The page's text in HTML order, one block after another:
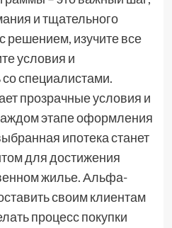
и тщательного
решением, изучите все
условия и
со специалистами.
прозрачные условия и
этапе оформления
ипотека станет
для достижения
жилье. Альфа-
своим клиентам
процесс покупки